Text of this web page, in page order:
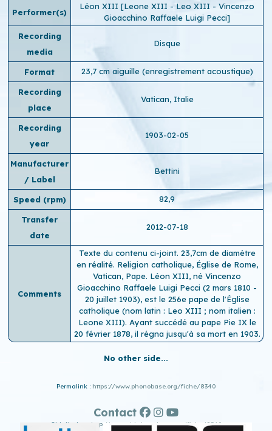
Performer(s)
Léon XIII [Leone XIII - Leo XIII - Vincenzo
Gioacchino Raffaele Luigi Pecci]
Recording
media
Disque
Format 23,7 cm aiguille (enregistrement acoustique)
Recording
place
Vatican, Italie
Recording
year
1903-02-05
Manufacturer
/ Label
Bettini
Speed ​​(rpm) 82,9
Transfer
date
2012-07-18
Comments
Texte du contenu ci-joint. 23,7cm de diamètre
en réalité. Religion catholique, Église de Rome,
Vatican, Pape. Léon XIII, né Vincenzo
Gioacchino Raffaele Luigi Pecci (2 mars 1810 -
20 juillet 1903), est le 256e pape de l'Église
catholique (nom latin : Leo XIII ; nom italien :
Leone XIII). Ayant succédé au pape Pie IX le
20 février 1878, il régna jusqu'à sa mort en 1903.
No other side...
Permalink : https://www.phonobase.org/fiche/8340
Old display : http://www.old.phonobase.org/fiche/8340
Contact